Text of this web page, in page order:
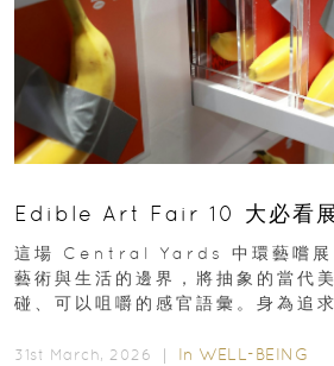
Edible Art Fair 10 大必看展
這場 Central Yards 中環藝嚐展
藝術與生活的邊界，將抽象的當代
碰、可以咀嚼的感官語彙。身為追
31st March, 2026 ｜ In WELL-BEING